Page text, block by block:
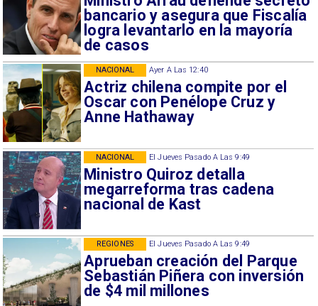
bancario y asegura que Fiscalía
logra levantarlo en la mayoría
de casos
Ayer A Las 12:40
Actriz chilena compite por el
Oscar con Penélope Cruz y
Anne Hathaway
NACIONAL
El Jueves Pasado A Las 9:49
Ministro Quiroz detalla
megarreforma tras cadena
nacional de Kast
NACIONAL
El Jueves Pasado A Las 9:49
Aprueban creación del Parque
Sebastián Piñera con inversión
de $4 mil millones
REGIONES